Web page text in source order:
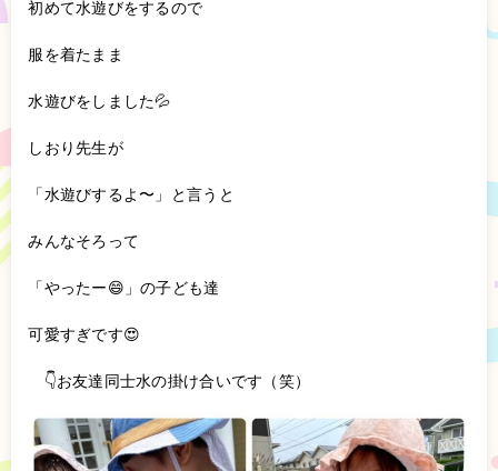
初めて水遊びをするので
服を着たまま
水遊びをしました💦
しおり先生が
「水遊びするよ〜」と言うと
みんなそろって
「やったー😄」の子ども達
可愛すぎです😍
👇お友達同士水の掛け合いです（笑）